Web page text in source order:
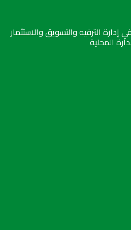
إدارة الترفيه والتسويق والاستثمار
المحلية